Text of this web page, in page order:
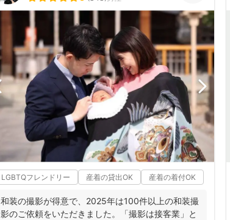
LGBTQフレンドリー 産着の貸出OK 産着の着付OK
和装の撮影が得意で、2025年は100件以上の和装撮
影のご依頼をいただきました。「撮影は接客業」と